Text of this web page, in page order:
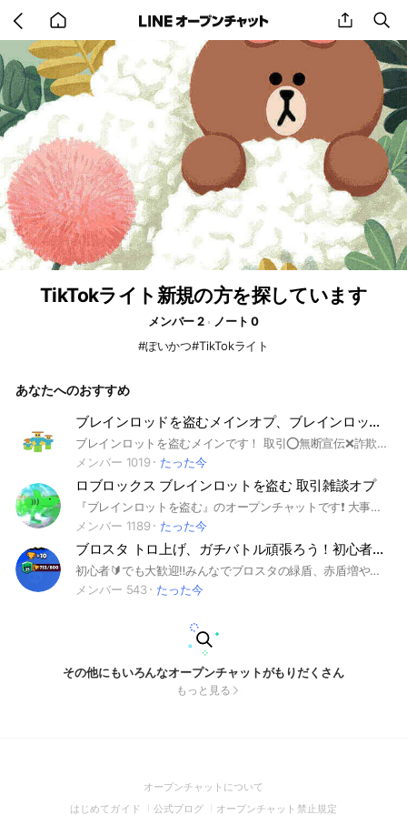
back
to
home
share
TikTokライト新規の方を探しています
メンバー 2
ノート 0
#ぽいかつ#TikTokライト
あなたへのおすすめ
ブレインロッドを盗むメインオプ、ブレインロットを盗む、初心者大歓迎、
ブレインロットを盗むメインです！ 取引️⭕️無断宣伝❌詐欺❌クロトレ️⭕️ ブロフルもありだよー 楽しくやろうね ノートは自由に使ってね
メンバー 1019
たった今
ロブロックス ブレインロットを盗む 取引雑談オプ
『ブレインロットを盗む』のオープンチャットです❗️ 大事なノートを見てみんなで仲良く取引や雑談をしましょう❗️ ブロフルなどの他ゲー取引もOK‼️ ⭐️大事なノート絶対読んでね‼️ #ブレインロットを盗む #ロブロックス #ロブロ #Steal a brainrot #Roblox #ブレインロッド
メンバー 1189
たった今
ブロスタ トロ上げ、ガチバトル頑張ろう！初心者、上級者誰でも歓迎‼️
初心者🔰でも大歓迎‼️みんなでブロスタの緑盾、赤盾増やそう。あ、あとトロもねー 荒らしは禁止❌ スタンプ連打 暴言 別のゲームのはなし 入ってくる時初期アイコンやめてね 大事なノートよんでね 雑談多めだけど許してね よろしく！
メンバー 543
たった今
その他にもいろんなオープンチャットがもりだくさん
もっと見る
オープンチャットについて
in
はじめてガイド (Open
公式ブログ (Open
オープンチャット禁止規定(Open